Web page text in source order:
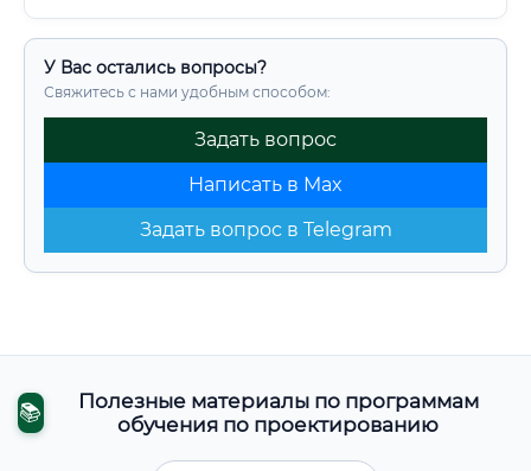
У Вас остались вопросы?
Свяжитесь с нами удобным способом:
Задать вопрос
Написать в Max
Задать вопрос в Telegram
📚
Полезные материалы по программам
обучения по проектированию